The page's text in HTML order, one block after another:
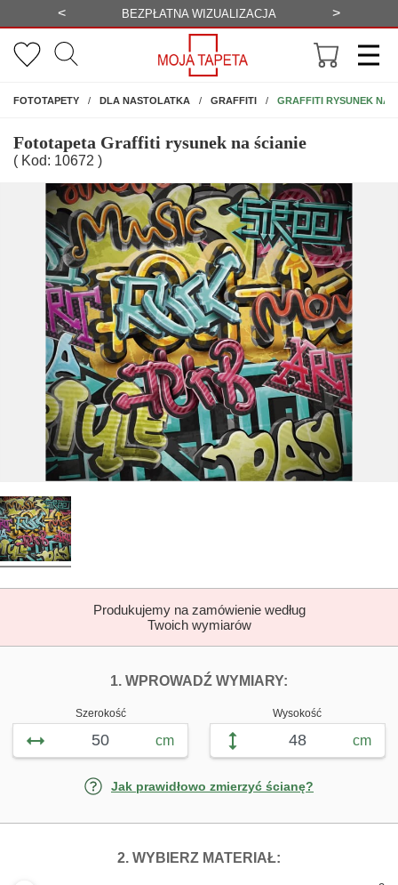
< BEZPŁATNA WIZUALIZACJA WYSYŁKA
>
FOTOTAPETYNA ŚCIANĘ
DLA NASTOLATKA GRAFFITI GRAFFITI RYSUNEK NA
Fototapeta Graffiti rysunek na ścianie
( Kod: 10672 )
Produkujemy na zamówienie według
Twoich wymiarów
1. WPROWADŹ WYMIARY:
Szerokość
cm
Wysokość
cm
Jak prawidłowo zmierzyć ścianę?
2. WYBIERZ MATERIAŁ: